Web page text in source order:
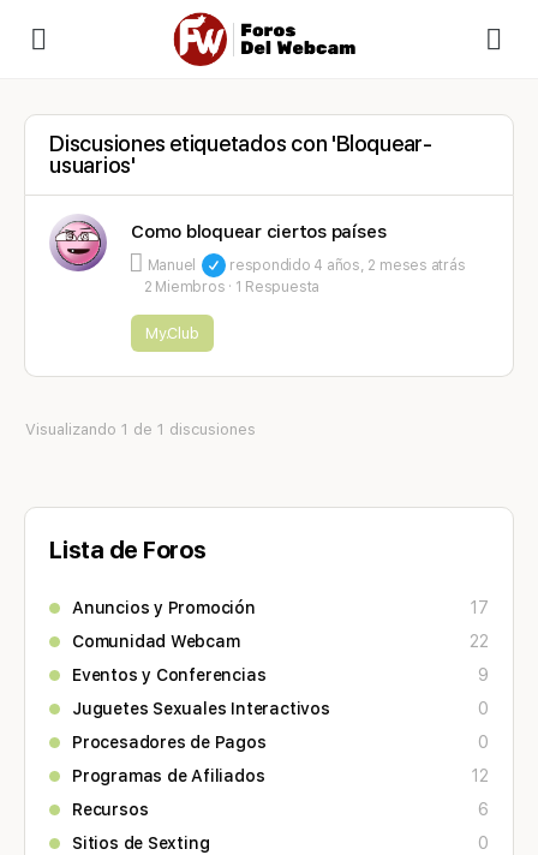
Discusiones etiquetados con 'Bloquear-
usuarios'
Como bloquear ciertos países
Manuel respondido 4 años, 2 meses atrás
2 Miembros · 1 Respuesta
My.Club
Visualizando 1 de 1 discusiones
Lista de Foros
Anuncios y Promoción
17
Comunidad Webcam
22
Eventos y Conferencias
9
Juguetes Sexuales Interactivos
0
Procesadores de Pagos
0
Programas de Afiliados
12
Recursos
6
Sitios de Sexting
0